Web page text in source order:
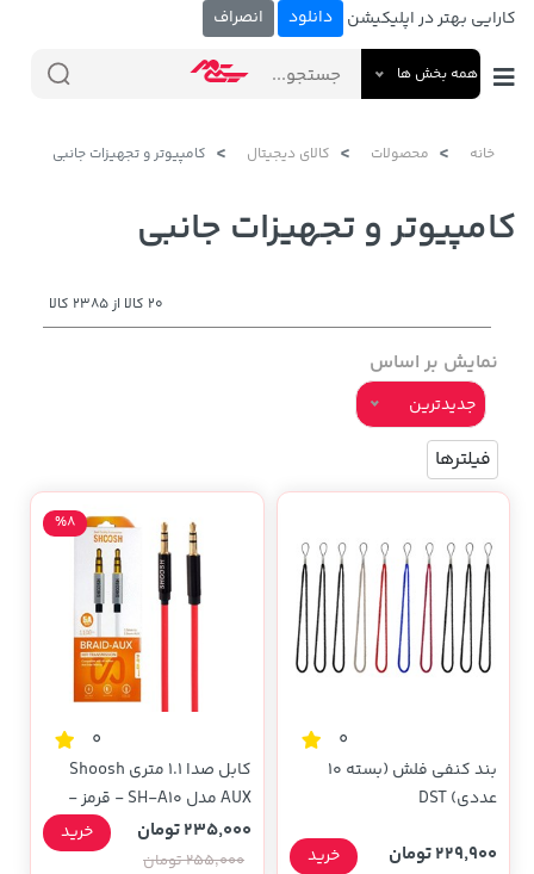
کارایی بهتر در اپلیکیشن دانلود انصراف
همه بخش ها
خانه محصولات کالای دیجیتال کامپیوتر و تجهیزات جانبی
کامپیوتر و تجهیزات جانبی
20 کالا از 2385 کالا
نمایش بر اساس
جدیدترین
فیلترها
0
بند کنفی فلش (بسته 10
عددی) DST
229,900 تومان خرید
0
کابل صدا 1.1 متری Shoosh
AUX مدل SH-A10 - قرمز -
SMO
%8
235,000 تومان
255,000 تومان
خرید